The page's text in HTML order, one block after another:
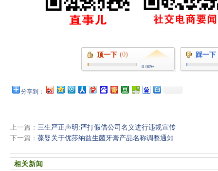
顶一下 (0)
0.00%
踩一下
分享到：
上一篇： 三生严正声明:严打假借公司名义进行违规宣传
下一篇： 葆婴关于优莎纳益生菌牙膏产品名称调整通知
相关新闻